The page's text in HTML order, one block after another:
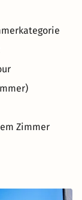
Zimmer